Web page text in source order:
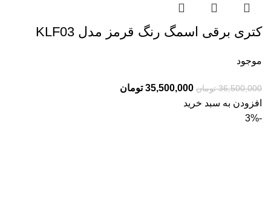
کتری برقی اسمگ رنگ قرمز مدل KLF03
موجود
36,500,000 تومان قیمت
اصلی:
35,500,000 تومان
افزودن به سبد خرید
-3%